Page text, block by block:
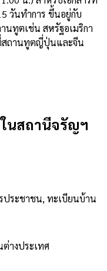
วันทำการ ขึ้นอยู่กับ
นทูตเช่น สหรัฐอเมริกา
สถานทูตญี่ปุ่นและจีน
นสถานีจรัญฯ
ประชาชน, ทะเบียนบ้าน
างประเทศ